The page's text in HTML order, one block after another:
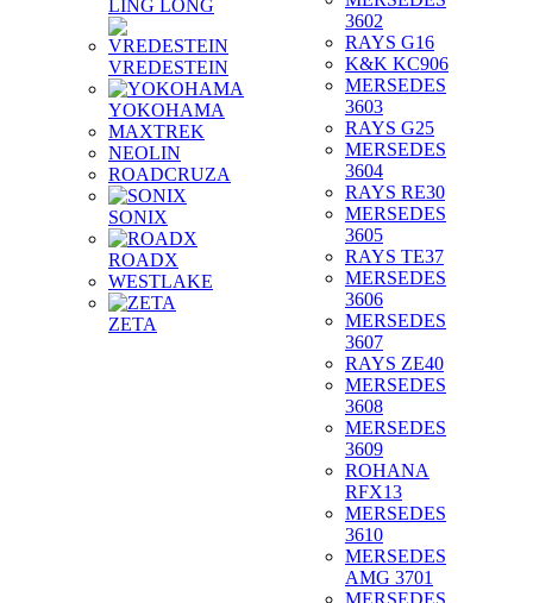
LING LONG
VREDESTEIN
YOKOHAMA
MAXTREK
NEOLIN
ROADCRUZA
SONIX
ROADX
WESTLAKE
ZETA
3602
RAYS G16
K&K KC906
MERSEDES
3603
RAYS G25
MERSEDES
3604
RAYS RE30
MERSEDES
3605
RAYS TE37
MERSEDES
3606
MERSEDES
3607
RAYS ZE40
MERSEDES
3608
MERSEDES
3609
ROHANA
RFX13
MERSEDES
3610
MERSEDES
AMG 3701
MERSEDES